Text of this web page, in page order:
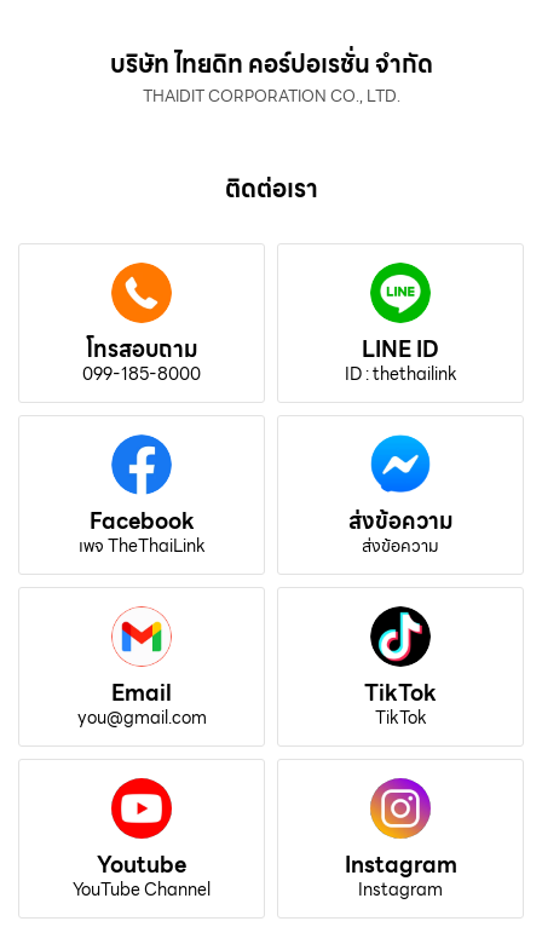
บริษัท ไทยดิท คอร์ปอเรชั่น จำกัด
THAIDIT CORPORATION CO., LTD.
ติดต่อเรา
โทรสอบถาม
099-185-8000
LINE ID
ID : thethailink
Facebook
เพจ TheThaiLink
ส่งข้อความ
ส่งข้อความ
Email
you@gmail.com
TikTok
TikTok
Youtube
YouTube Channel
Instagram
Instagram